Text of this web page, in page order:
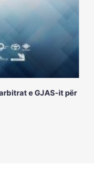
e GJAS-it për